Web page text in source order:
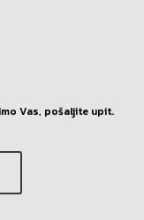
Vas, pošaljite upit.